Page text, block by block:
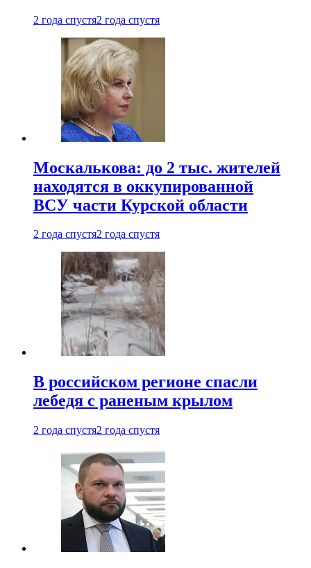
2 года спустя2 года спустя
Москалькова: до 2 тыс. жителей
находятся в оккупированной
ВСУ части Курской области
2 года спустя2 года спустя
В российском регионе спасли
лебедя с раненым крылом
2 года спустя2 года спустя